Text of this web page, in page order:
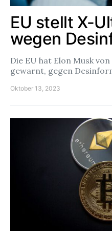
EU stellt X-
wegen
Die EU hat Elon Musk
gewarnt, gegen
Oktober 13, 2023